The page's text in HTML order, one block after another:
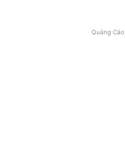
Quảng Cáo